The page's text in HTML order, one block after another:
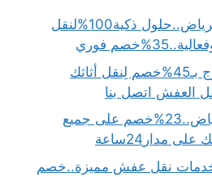
دينا نقل عفش خارج الرياض..حلول ذكية100%لنقل
فوري
شركة نقل عفش بالخرج بـ45%خصم لِنقل أثاثك
شركة تخزين اثاث بالرياض..23%خصم على جميع
مدار24ساعة
نقل عفش مميزة..خصم